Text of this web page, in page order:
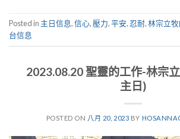
Posted in 主日信息,信心, 壓力,平安, 忍耐,林宗立
台信息
2023.08.20 聖靈的工作-林宗
主日)
POSTED ON 八月 20, 2023 BY